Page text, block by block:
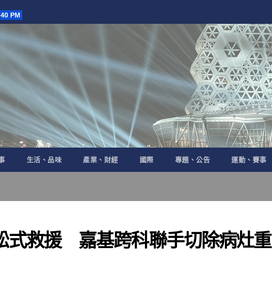
PM
生活、品味 產業、財經 國際 專題、公告 運動、賽事
式救援 嘉基跨科聯手切除病灶重